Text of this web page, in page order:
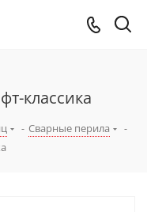
классика
- Сварные перила
-